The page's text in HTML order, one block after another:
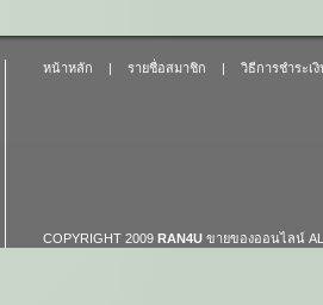
หน้าหลัก | รายชื่อสมาชิก | วิธีการชำระเ
COPYRIGHT 2009 RAN4U ขายของออนไลน์